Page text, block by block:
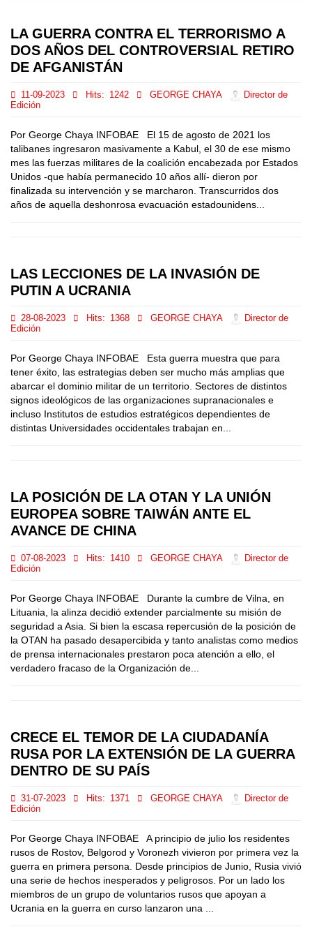
LA GUERRA CONTRA EL TERRORISMO A
DOS AÑOS DEL CONTROVERSIAL RETIRO
DE AFGANISTÁN
11-09-2023 Hits: 1242 GEORGE CHAYA
Director de
Edición
Por George Chaya INFOBAE El 15 de agosto de 2021 los
talibanes ingresaron masivamente a Kabul, el 30 de ese mismo
mes las fuerzas militares de la coalición encabezada por Estados
Unidos -que había permanecido 10 años allí- dieron por
finalizada su intervención y se marcharon. Transcurridos dos
años de aquella deshonrosa evacuación estadounidens...
LAS LECCIONES DE LA INVASIÓN DE
PUTIN A UCRANIA
28-08-2023 Hits: 1368 GEORGE CHAYA
Director de
Edición
Por George Chaya INFOBAE Esta guerra muestra que para
tener éxito, las estrategias deben ser mucho más amplias que
abarcar el dominio militar de un territorio. Sectores de distintos
signos ideológicos de las organizaciones supranacionales e
incluso Institutos de estudios estratégicos dependientes de
distintas Universidades occidentales trabajan en...
LA POSICIÓN DE LA OTAN Y LA UNIÓN
EUROPEA SOBRE TAIWÁN ANTE EL
AVANCE DE CHINA
07-08-2023 Hits: 1410 GEORGE CHAYA
Director de
Edición
Por George Chaya INFOBAE Durante la cumbre de Vilna, en
Lituania, la alinza decidió extender parcialmente su misión de
seguridad a Asia. Si bien la escasa repercusión de la posición de
la OTAN ha pasado desapercibida y tanto analistas como medios
de prensa internacionales prestaron poca atención a ello, el
verdadero fracaso de la Organización de...
CRECE EL TEMOR DE LA CIUDADANÍA
RUSA POR LA EXTENSIÓN DE LA GUERRA
DENTRO DE SU PAÍS
31-07-2023 Hits: 1371 GEORGE CHAYA
Director de
Edición
Por George Chaya INFOBAE A principio de julio los residentes
rusos de Rostov, Belgorod y Voronezh vivieron por primera vez la
guerra en primera persona. Desde principios de Junio, Rusia vivió
una serie de hechos inesperados y peligrosos. Por un lado los
miembros de un grupo de voluntarios rusos que apoyan a
Ucrania en la guerra en curso lanzaron una ...